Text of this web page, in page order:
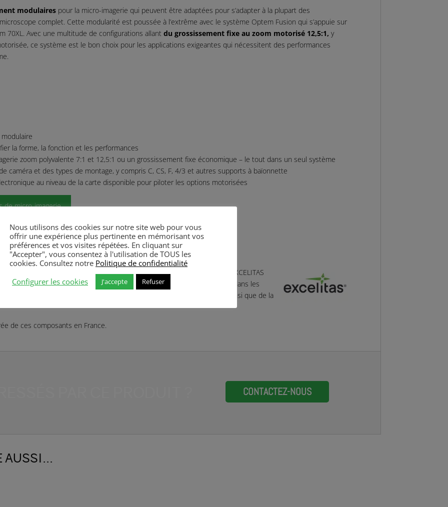
modulairespour la micro-imagerie qui peuvent être adaptées pour s’adapter à la plupart des
complet. Cette modularité est poussée à l’extrême avec le système Optem Fusion qui s’appuie sur
70XL. Avec une multitude de configurations allant du grossissement fixe au zoom motorisé 12,5:1, y
ce système est le bon choix pour les applications exigeantes qui nécessitent des performances
la forme, la fonction et les performances
zoom polyvalente 7:1 et 12,5:1 ou un grossissement fixe économique – le tout dans un seul système
caméra et des types de montage, y compris C, CS, F, 4/3 et autres supports à baïonnette
au niveau de la carte disponible pour piloter les options motorisées
de micro-imagerie
devenu une référence majeure dans le domaine de l’optique. Qioptiq – EXCELITAS
photoniques pour un large éventail de marchés et d’applications dans les
la vie, de la fabrication industrielle, de la défense et de l’aérospatiale, ainsi que de la
de ces composants en France.
CONTACTEZ-NOUS
AUSSI…
Nous utilisons des cookies sur notre site web pour vous
offrir une expérience plus pertinente en mémorisant vos
préférences et vos visites répétées. En cliquant sur
"Accepter", vous consentez à l'utilisation de TOUS les
cookies. Consultez notre Politique de confidentialité
Configurer les cookies
J'accepte Refuser